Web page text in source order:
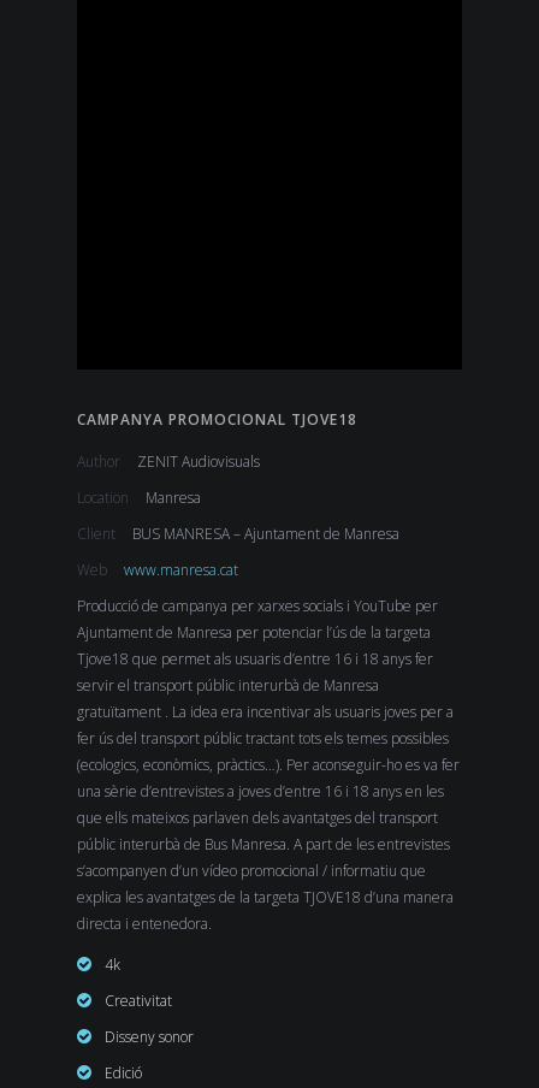
CAMPANYA PROMOCIONAL TJOVE18
Author
ZENIT Audiovisuals
Location
Manresa
Client
BUS MANRESA – Ajuntament de Manresa
Web
www.manresa.cat
Producció de campanya per xarxes socials i YouTube per
Ajuntament de Manresa per potenciar l’ús de la targeta
Tjove18 que permet als usuaris d’entre 16 i 18 anys fer
servir el transport públic interurbà de Manresa
gratuïtament . La idea era incentivar als usuaris joves per a
fer ús del transport públic tractant tots els temes possibles
(ecologics, econòmics, pràctics…). Per aconseguir-ho es va fer
una sèrie d’entrevistes a joves d’entre 16 i 18 anys en les
que ells mateixos parlaven dels avantatges del transport
públic interurbà de Bus Manresa. A part de les entrevistes
s’acompanyen d’un vídeo promocional / informatiu que
explica les avantatges de la targeta TJOVE18 d’una manera
directa i entenedora.
4k
Creativitat
Disseny sonor
Edició